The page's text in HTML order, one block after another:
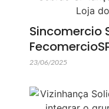
Sincomercio
23/06/2025